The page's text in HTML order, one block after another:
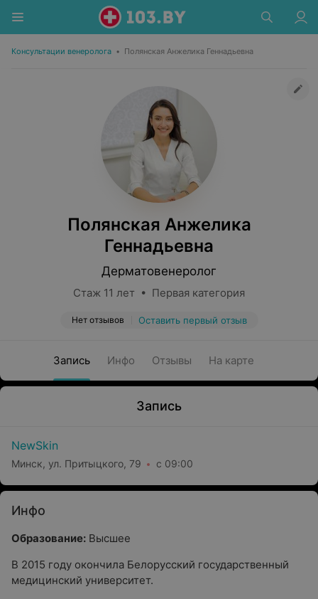
Консультации венеролога • Полянская Анжелика Геннадьевна
Полянская Анжелика
Геннадьевна
Дерматовенеролог
Стаж 11 лет • Первая категория
Нет отзывов Оставить первый отзыв
Запись Инфо Отзывы На карте
Запись
NewSkin
Минск, ул. Притыцкого, 79 с 09:00
Инфо
Образование: Высшее
В 2015 году окончила Белорусский государственный
медицинский университет.